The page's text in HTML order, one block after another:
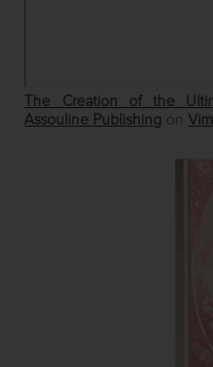
The Creation of the
Assouline Publishing on